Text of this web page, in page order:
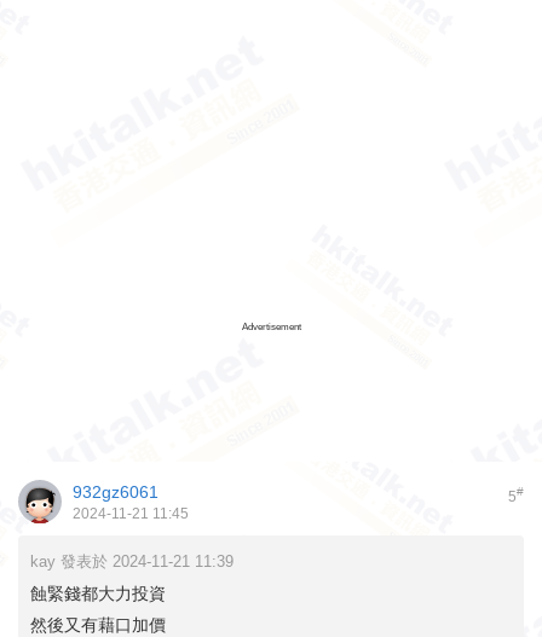
Advertisement
5#
932gz6061
2024-11-21 11:45
kay 發表於 2024-11-21 11:39
蝕緊錢都大力投資
然後又有藉口加價